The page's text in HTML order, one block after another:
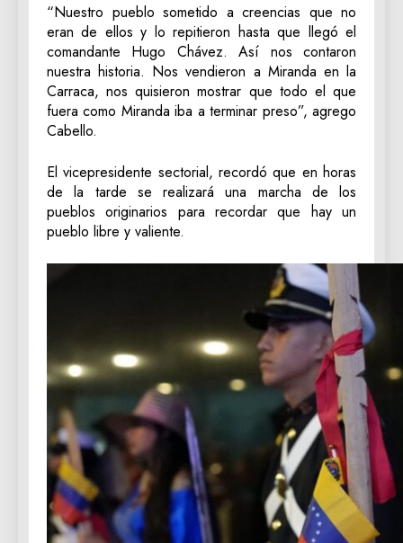
“Nuestro pueblo sometido a creencias que no
eran de ellos y lo repitieron hasta que llegó el
comandante Hugo Chávez. Así nos contaron
nuestra historia. Nos vendieron a Miranda en la
Carraca, nos quisieron mostrar que todo el que
fuera como Miranda iba a terminar preso”, agrego
Cabello.
El vicepresidente sectorial, recordó que en horas
de la tarde se realizará una marcha de los
pueblos originarios para recordar que hay un
pueblo libre y valiente.